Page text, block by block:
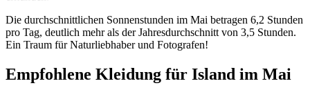
Die durchschnittlichen Sonnenstunden im Mai betragen 6,2 Stunden
pro Tag, deutlich mehr als der Jahresdurchschnitt von 3,5 Stunden.
Ein Traum für Naturliebhaber und Fotografen!
Empfohlene Kleidung für Island im Mai